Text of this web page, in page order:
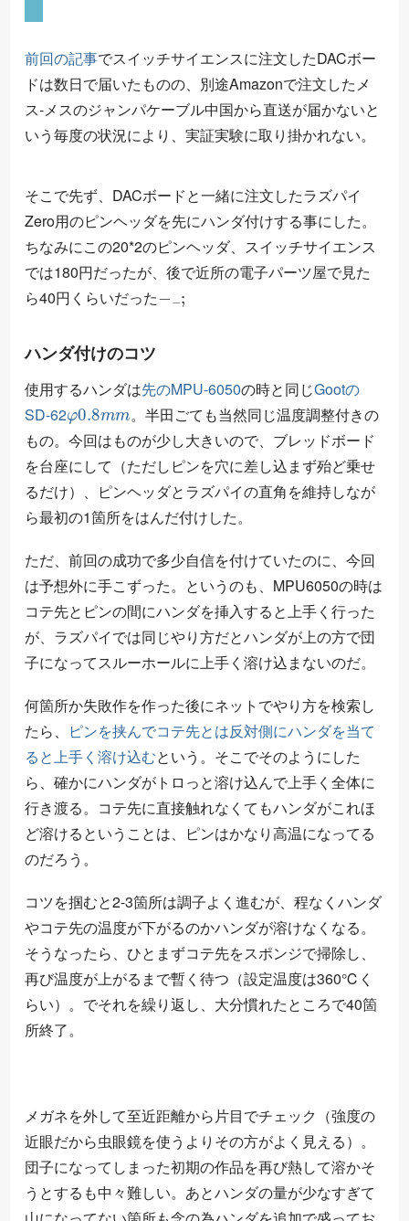
前回の記事でスイッチサイエンスに注文したDACボー
ドは数日で届いたものの、別途Amazonで注文したメ
ス-メスのジャンパケーブル
か ら 直 送
中国から直
送
が届かないと
いう毎度の状況により、実証実験に取り掛かれない。
そこで先ず、DACボードと一緒に注文したラズパイ
Zero用のピンヘッダを先にハンダ付けする事にした。
ちなみにこの20*2のピンヘッダ、スイッチサイエンス
では180円だったが、後で近所の電子パーツ屋で見た
ら40円くらいだった
−;
ハンダ付けのコツ
使用するハンダは先のMPU-6050の時と同じGootの
SD-62
φ0.8mm
。半田ごても当然同じ温度調整付きの
もの。今回はものが少し大きいので、ブレッドボード
を台座にして（ただしピンを穴に差し込まず殆ど乗せ
るだけ）、ピンヘッダとラズパイの直角を維持しなが
ら最初の1箇所をはんだ付けした。
ただ、前回の成功で多少自信を付けていたのに、今回
は予想外に手こずった。というのも、MPU6050の時は
コテ先とピンの間にハンダを挿入すると上手く行った
が、ラズパイでは同じやり方だとハンダが上の方で団
子になってスルーホールに上手く溶け込まないのだ。
何箇所か失敗作を作った後にネットでやり方を検索し
たら、
ピンを挟んでコテ先とは反対側にハンダを当て
ると上手く溶け込むという。そこでそのようにした
ら、確かにハンダがトロっと溶け込んで上手く全体に
行き渡る。コテ先に直接触れなくてもハンダがこれほ
ど溶けるということは、ピンはかなり高温になってる
のだろう。
コツを掴むと2-3箇所は調子よく進むが、程なくハンダ
やコテ先の温度が下がるのかハンダが溶けなくなる。
そうなったら、ひとまずコテ先をスポンジで掃除し、
再び温度が上がるまで暫く待つ（設定温度は360℃く
らい）。でそれを繰り返し、大分慣れたところで40箇
所終了。
メガネを外して至近距離から片目でチェック（強度の
近眼だから虫眼鏡を使うよりその方がよく見える）。
団子になってしまった初期の作品を再び熱して溶かそ
うとするも中々難しい。あとハンダの量が少なすぎて